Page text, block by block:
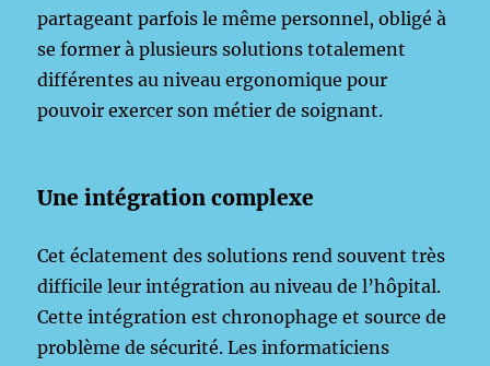
partageant parfois le même personnel, obligé à
se former à plusieurs solutions totalement
différentes au niveau ergonomique pour
pouvoir exercer son métier de soignant.
Une intégration complexe
Cet éclatement des solutions rend souvent très
difficile leur intégration au niveau de l’hôpital.
Cette intégration est chronophage et source de
problème de sécurité. Les informaticiens